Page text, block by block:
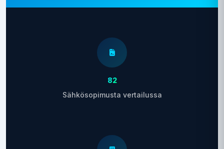
82
Sähkösopimusta vertailussa